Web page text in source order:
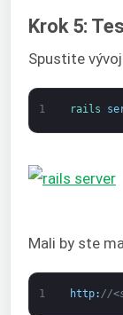
Krok 5:
Spustite
1 rails
Mali by ste
1 http: //